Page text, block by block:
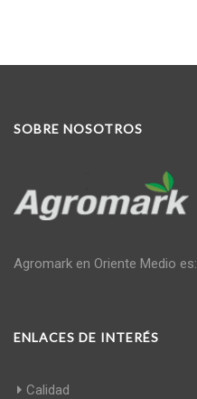
SOBRE NOSOTROS
Agromark en Oriente Medio es:
ENLACES DE INTERÉS
Calidad